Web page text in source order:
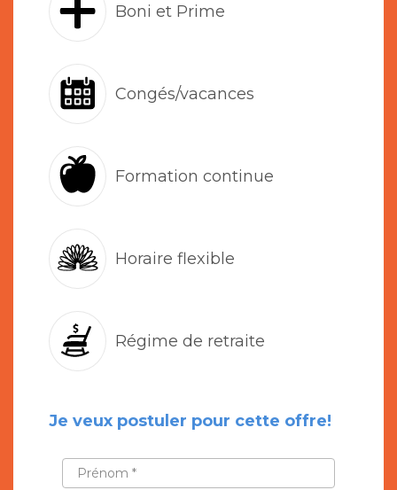
Boni et Prime
Congés/vacances
Formation continue
Horaire flexible
Régime de retraite
Je veux postuler pour cette offre!
PRÉNOM